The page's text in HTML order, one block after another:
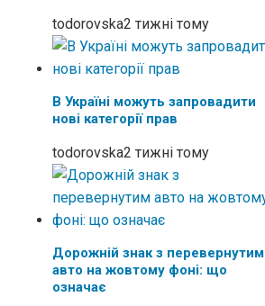
todorovska2 тижні тому
В Україні можуть запровадити
нові категорії прав
todorovska2 тижні тому
Дорожній знак з перевернутим
авто на жовтому фоні: що
означає